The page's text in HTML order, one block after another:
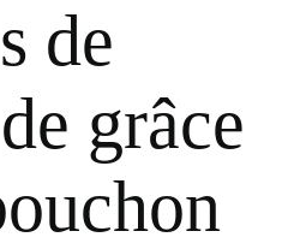
de
grâce